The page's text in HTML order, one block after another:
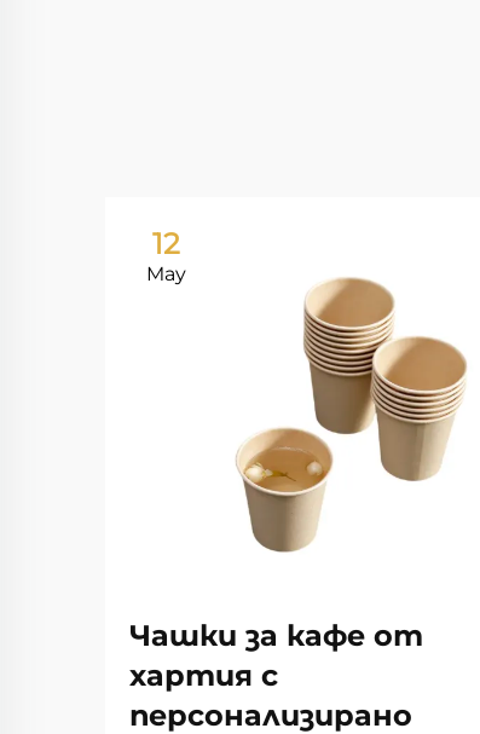
12
May
Чашки за кафе от
хартия с
персонализирано